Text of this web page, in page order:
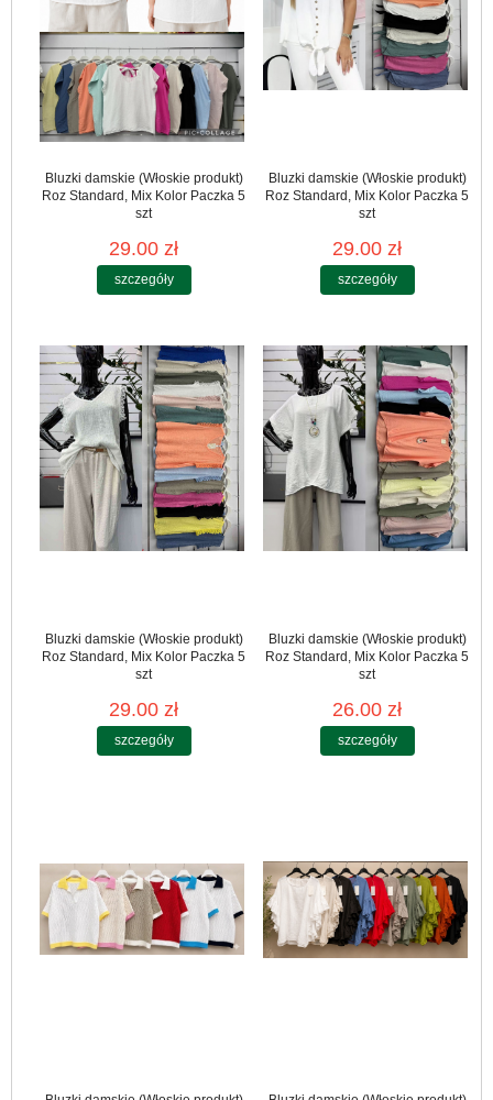
Bluzki damskie (Włoskie produkt)
Roz Standard, Mix Kolor Paczka 5
szt
29.00 zł
szczegóły
Bluzki damskie (Włoskie produkt)
Roz Standard, Mix Kolor Paczka 5
szt
29.00 zł
szczegóły
Bluzki damskie (Włoskie produkt)
Roz Standard, Mix Kolor Paczka 5
szt
29.00 zł
szczegóły
Bluzki damskie (Włoskie produkt)
Roz Standard, Mix Kolor Paczka 5
szt
26.00 zł
szczegóły